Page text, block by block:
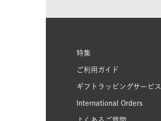
特集
ご利用ガイド
ギフトラッピングサービス
International Orders